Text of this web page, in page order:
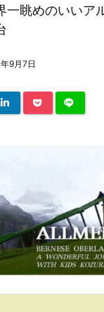
一眺めのいいア
9月7日